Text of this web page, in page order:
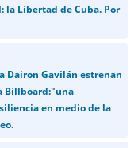
la Libertad de Cuba. Por
Dairon Gavilán estrenan
Billboard:"una
en medio de la